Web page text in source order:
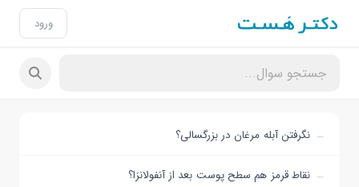
ورود
نگرفتن آبله مرغان در بزرگسالی؟
نقاط قرمز هم سطح پوست بعد از آنفولانزا؟